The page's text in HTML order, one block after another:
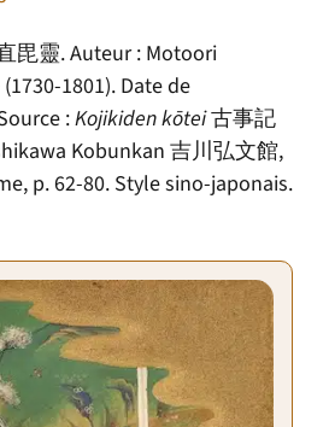
毘靈. Auteur : Motoori
1801). Date de
:Kojikiden kōtei古事記
Kobunkan 吉川弘文館,
p. 62-80. Style sino-japonais.